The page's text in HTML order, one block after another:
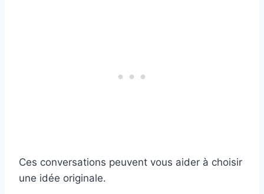
Ces conversations peuvent vous aider à choisir
une idée originale.